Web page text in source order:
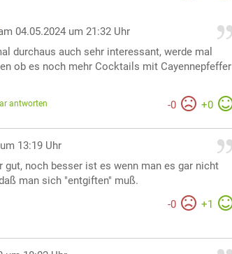
04.05.2024 um 21:32 Uhr
durchaus auch sehr interessant, werde mal
ob es noch mehr Cocktails mit Cayennepfeffer
-0 +0
antworten
13:19 Uhr
gut, noch besser ist es wenn man es gar nicht
man sich "entgiften" muß.
-0 +1